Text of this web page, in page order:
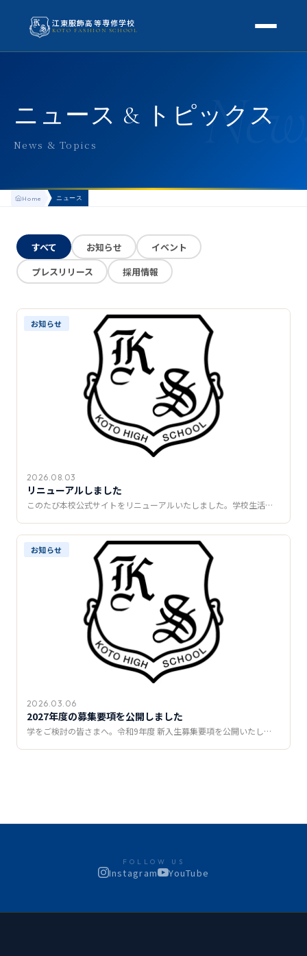
江東服飾高等専修学校
KOTO FASHION SCHOOL
アクセス
よくある質問
スクールライフ
生徒の1日
KOTO COLLECTION
卒業生インタビュー
募集要項
学費・助成金
推薦制度
転入学・編入学
オープンキャンパス
ニュース & トピックス
News & Topics
Home ニュース
すべて お知らせ
イベント
プレスリリース
採用情報
お知らせ
2026.08.03
リニューアルしました
このたび本校公式サイトをリニューアルいたしました。学校生活…
お知らせ
2026.03.06
2027年度の募集要項を公開しました
学をご検討の皆さまへ。令和9年度 新入生募集要項を公開いたし…
FOLLOW US
Instagram YouTube